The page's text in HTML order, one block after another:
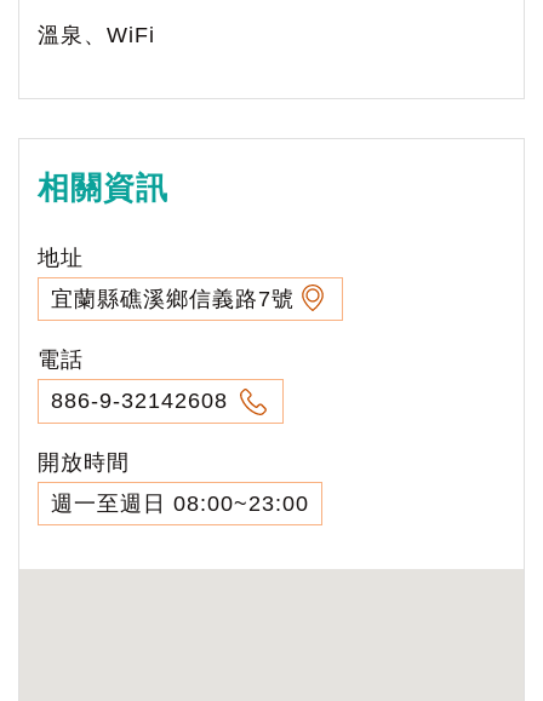
溫泉、WiFi
相關資訊
地址
宜蘭縣礁溪鄉信義路7號
電話
886-9-32142608
開放時間
週一至週日 08:00~23:00